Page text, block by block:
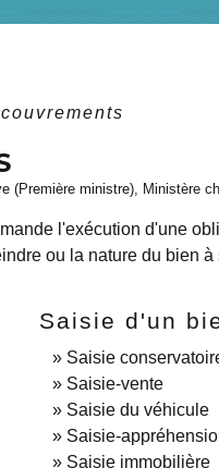
(Première ministre), Ministère
l'exécution d'une
ou la nature du bien à
Saisie d'un
Saisie
Saisie-vente
Saisie du véhicule
Saisie-
Saisie immobilière